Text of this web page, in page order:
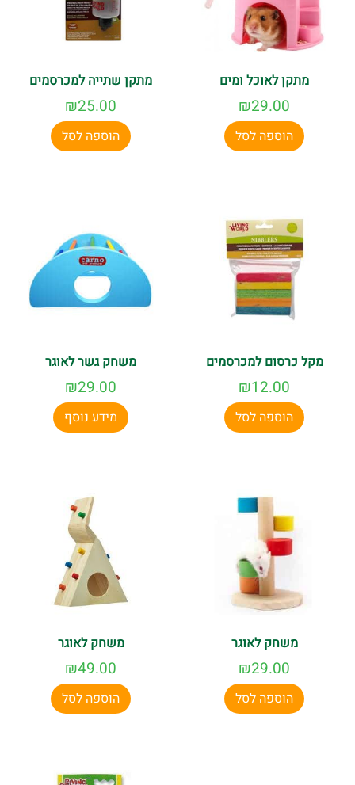
מתקן לאוכל ומים
₪29.00
הוספה לסל
מתקן שתייה למכרסמים
₪25.00
הוספה לסל
מקל כרסום למכרסמים
₪12.00
הוספה לסל
משחק גשר לאוגר
₪29.00
מידע נוסף
משחק לאוגר
₪29.00
הוספה לסל
משחק לאוגר
₪49.00
הוספה לסל